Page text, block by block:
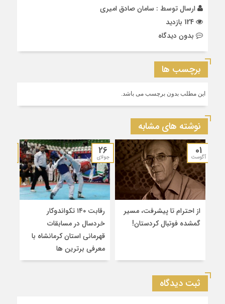
ارسال توسط : سامان صادق امیری
بدون دیدگاه
برچسب ها
این مطلب بدون برچسب می باشد.
نوشته های مشابه
01
آگوست
از احترام تا پیشرفت، مسیر
گمشده فوتبال کردستان!
26
جولای
رقابت ۱۴۰ تکواندوکار
خردسال در مسابقات
قهرمانی استان کرمانشاه با
معرفی برترین‌ ها
ثبت دیدگاه